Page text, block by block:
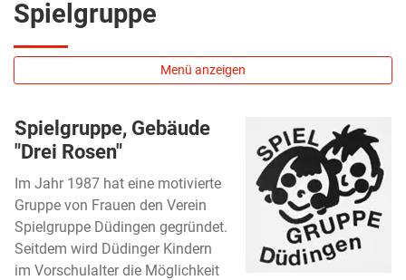
Spielgruppe
Menü anzeigen
Spielgruppe, Gebäude
"Drei Rosen"
Im Jahr 1987 hat eine motivierte
Gruppe von Frauen den Verein
Spielgruppe Düdingen gegründet.
Seitdem wird Düdinger Kindern
im Vorschulalter die Möglichkeit